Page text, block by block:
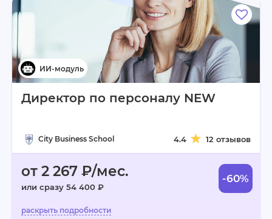
Директор по персоналу NEW
City Business School 4.4 12 отзывов
от 2 267 ₽/мес.
или сразу 54 400 ₽
-60%